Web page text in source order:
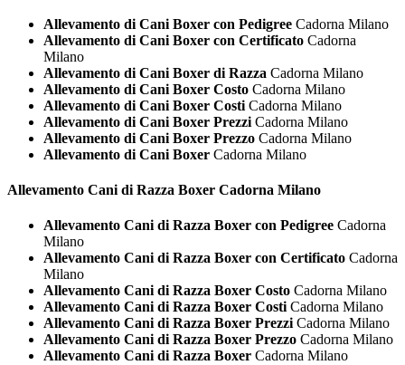
Allevamento di Cani Boxer con Pedigree Cadorna Milano
Allevamento di Cani Boxer con Certificato Cadorna
Milano
Allevamento di Cani Boxer di Razza Cadorna Milano
Allevamento di Cani Boxer Costo Cadorna Milano
Allevamento di Cani Boxer Costi Cadorna Milano
Allevamento di Cani Boxer Prezzi Cadorna Milano
Allevamento di Cani Boxer Prezzo Cadorna Milano
Allevamento di Cani Boxer Cadorna Milano
Allevamento Cani di Razza Boxer Cadorna Milano
Allevamento Cani di Razza Boxer con Pedigree Cadorna
Milano
Allevamento Cani di Razza Boxer con Certificato Cadorna
Milano
Allevamento Cani di Razza Boxer Costo Cadorna Milano
Allevamento Cani di Razza Boxer Costi Cadorna Milano
Allevamento Cani di Razza Boxer Prezzi Cadorna Milano
Allevamento Cani di Razza Boxer Prezzo Cadorna Milano
Allevamento Cani di Razza Boxer Cadorna Milano